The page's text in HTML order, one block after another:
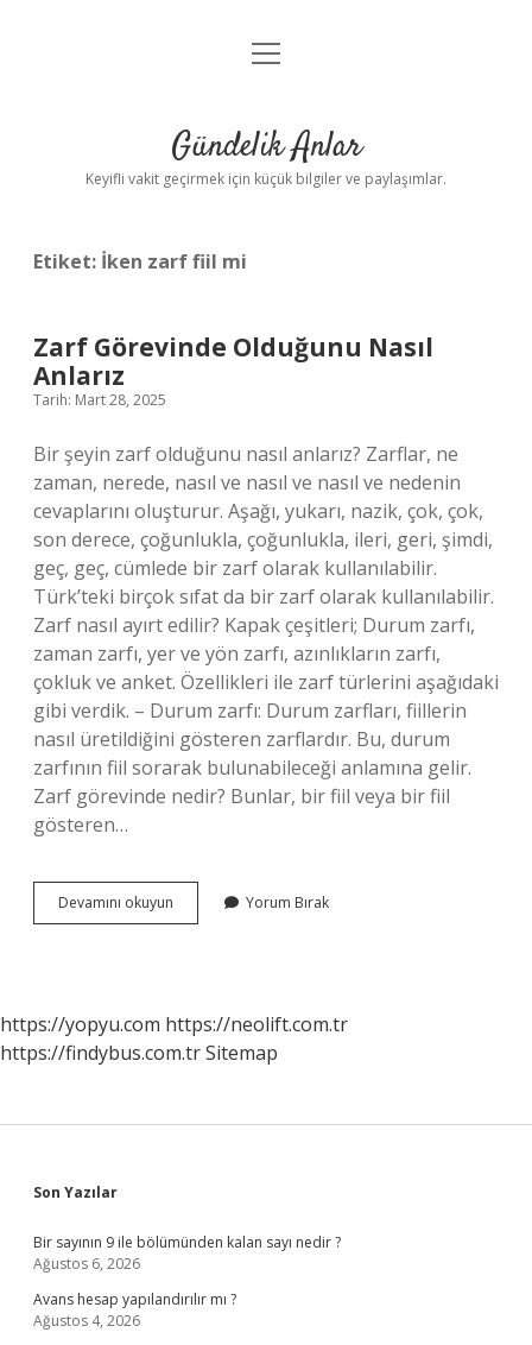
Anasayfa
Yasal Uyarı
menüyü
Gündelik Anlar
Keyifli vakit geçirmek için küçük bilgiler ve paylaşımlar.
Etiket: İken zarf fiil mi
Zarf Görevinde Olduğunu Nasıl
Anlarız
Tarih: Mart 28, 2025
Bir şeyin zarf olduğunu nasıl anlarız? Zarflar, ne
zaman, nerede, nasıl ve nasıl ve nasıl ve nedenin
cevaplarını oluşturur. Aşağı, yukarı, nazik, çok, çok,
son derece, çoğunlukla, çoğunlukla, ileri, geri, şimdi,
geç, geç, cümlede bir zarf olarak kullanılabilir.
Türk’teki birçok sıfat da bir zarf olarak kullanılabilir.
Zarf nasıl ayırt edilir? Kapak çeşitleri; Durum zarfı,
zaman zarfı, yer ve yön zarfı, azınlıkların zarfı,
çokluk ve anket. Özellikleri ile zarf türlerini aşağıdaki
gibi verdik. – Durum zarfı: Durum zarfları, fiillerin
nasıl üretildiğini gösteren zarflardır. Bu, durum
zarfının fiil sorarak bulunabileceği anlamına gelir.
Zarf görevinde nedir? Bunlar, bir fiil veya bir fiil
gösteren…
Devamını okuyun
Görevinde
Yorum Bırak
https://yopyu.com https://neolift.com.tr
https://findybus.com.trSitemap
Sidebar
Son Yazılar
Bir sayının 9 ile bölümünden kalan sayı nedir ?
Ağustos 6, 2026
Avans hesap yapılandırılır mı ?
Ağustos 4, 2026